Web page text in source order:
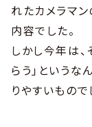
れたカメラマ
内容でした。
しかし今年は
らう」というな
りやすいもので